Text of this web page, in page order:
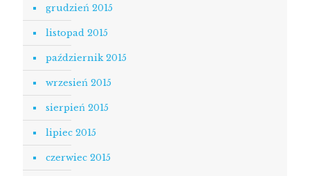
grudzień 2015
listopad 2015
październik 2015
wrzesień 2015
sierpień 2015
lipiec 2015
czerwiec 2015